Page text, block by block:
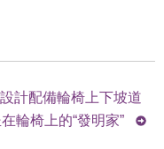
計配備輪椅上下坡道
輪椅上的“發明家”